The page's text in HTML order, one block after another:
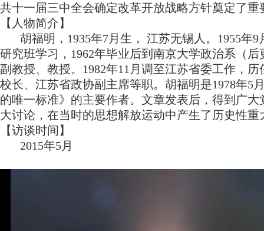
共十一届三中全会确定改革开放战略方针奠定了重
【人物简介】
胡福明，1935年7月生， 江苏无锡人。1955年
研究班学习，1962年毕业后到南京大学政治系（
副教授、教授。1982年11月调至江苏省委工作，
校长、江苏省政协副主席等职。胡福明是1978年5
的唯一标准》的主要作者。文章发表后，得到广
大讨论，在当时的思想解放运动中产生了历史性
【访谈时间】
2015年5月